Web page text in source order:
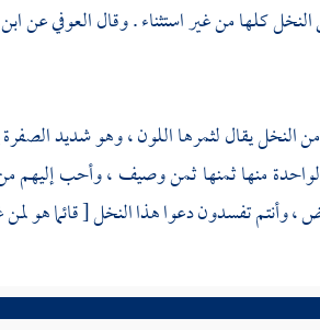
كلها من غير استثناء . وقالالعوفيعن
يقال لثمرها اللون ، وهو شديد
منها ثمنها ثمن وصيف ، وأحب
وأنتم تفسدون دعوا هذا النخل [ قائما هو لمن